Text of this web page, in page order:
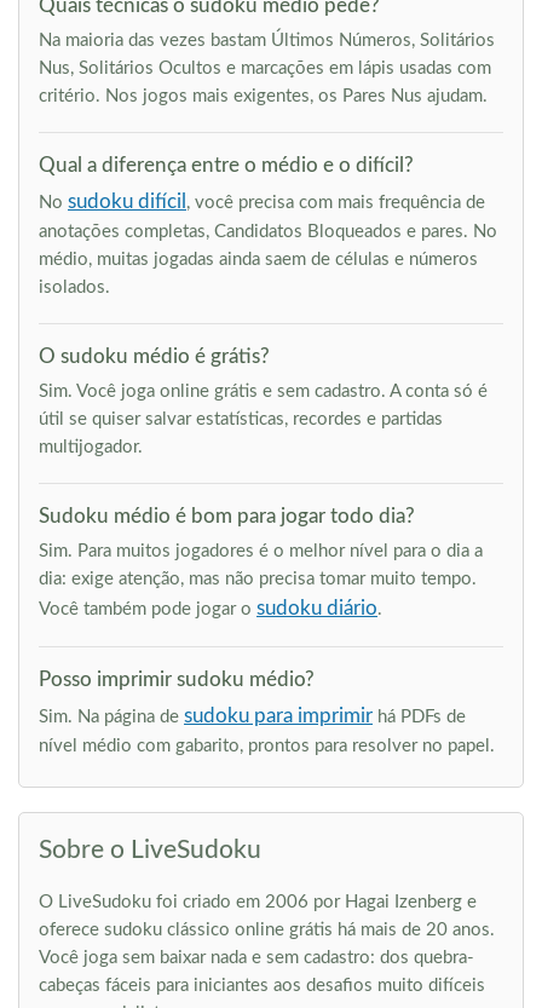
Quais técnicas o sudoku médio pede?
Na maioria das vezes bastam Últimos Números, Solitários
Nus, Solitários Ocultos e marcações em lápis usadas com
critério. Nos jogos mais exigentes, os Pares Nus ajudam.
Qual a diferença entre o médio e o difícil?
No sudoku difícil , você precisa com mais frequência de
anotações completas, Candidatos Bloqueados e pares. No
médio, muitas jogadas ainda saem de células e números
isolados.
O sudoku médio é grátis?
Sim. Você joga online grátis e sem cadastro. A conta só é
útil se quiser salvar estatísticas, recordes e partidas
multijogador.
Sudoku médio é bom para jogar todo dia?
Sim. Para muitos jogadores é o melhor nível para o dia a
dia: exige atenção, mas não precisa tomar muito tempo.
Você também pode jogar o sudoku diário.
Posso imprimir sudoku médio?
Sim. Na página de sudoku para imprimir há PDFs de
nível médio com gabarito, prontos para resolver no papel.
Sobre o LiveSudoku
O LiveSudoku foi criado em 2006 por Hagai Izenberg e
oferece sudoku clássico online grátis há mais de 20 anos.
Você joga sem baixar nada e sem cadastro: dos quebra-
cabeças fáceis para iniciantes aos desafios muito difíceis